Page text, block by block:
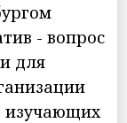
- вопрос
для
изучающих